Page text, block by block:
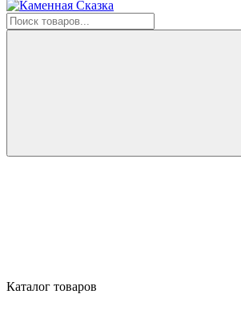
Каталог товаров